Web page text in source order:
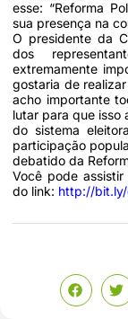
esse: “Reforma
sua presença na
O presidente da
dos
extremamente
gostaria de
acho importante
lutar para que isso
do sistema
participação
debatido da
Você pode
do link: http://bit.ly/